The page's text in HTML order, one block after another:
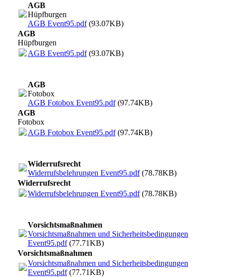
AGB
Hüpfburgen
AGB Event95.pdf(93.07KB)
AGB
Hüpfburgen
AGB Event95.pdf(93.07KB)
AGB
Fotobox
AGB Fotobox Event95.pdf(97.74KB)
AGB
Fotobox
AGB Fotobox Event95.pdf(97.74KB)
Widerrufsrecht
Widerrufsbelehrungen Event95.pdf(78.78KB)
Widerrufsrecht
Widerrufsbelehrungen Event95.pdf(78.78KB)
Vorsichtsmaßnahmen
Vorsichtsmaßnahmen und Sicherheitsbedingungen
Event95.pdf(77.71KB)
Vorsichtsmaßnahmen
Vorsichtsmaßnahmen und Sicherheitsbedingungen
Event95.pdf(77.71KB)